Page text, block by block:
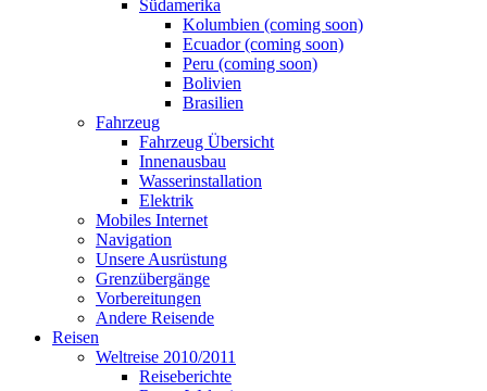
Südamerika
Kolumbien (coming soon)
Ecuador (coming soon)
Peru (coming soon)
Bolivien
Brasilien
Fahrzeug
Fahrzeug Übersicht
Innenausbau
Wasserinstallation
Elektrik
Mobiles Internet
Navigation
Unsere Ausrüstung
Grenzübergänge
Vorbereitungen
Andere Reisende
Reisen
Weltreise 2010/2011
Reiseberichte